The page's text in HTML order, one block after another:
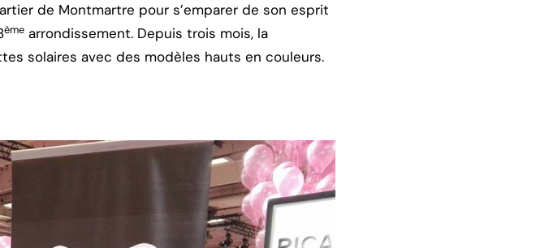
de Montmartre pour s’emparer de son esprit
ème arrondissement. Depuis trois mois, la
solaires avec des modèles hauts en couleurs.